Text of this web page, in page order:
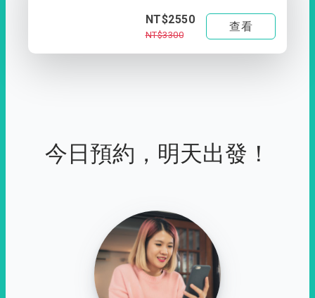
NT$2550
NT$3300
查看
今日預約，明天出發！